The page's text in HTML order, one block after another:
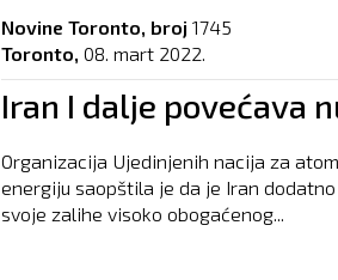
Novine Toronto, broj 1745
Toronto, 08. mart 2022.
Iran I dalje povećava
Organizacija Ujedinjenih nacija za
energiju saopštila je da je Iran
svoje zalihe visoko obogaćenog...